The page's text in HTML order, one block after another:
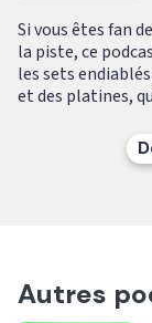
Si vous êtes fan
la piste, ce
les sets
et des platines,
Autres